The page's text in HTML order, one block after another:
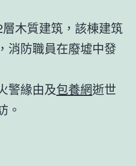
木質建筑，該棟建筑
消防職員在廢墟中發
警緣由及包養網逝世
。